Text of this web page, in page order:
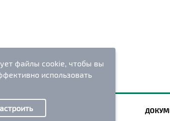
файлы cookie, чтобы вы
использовать
Функциональные